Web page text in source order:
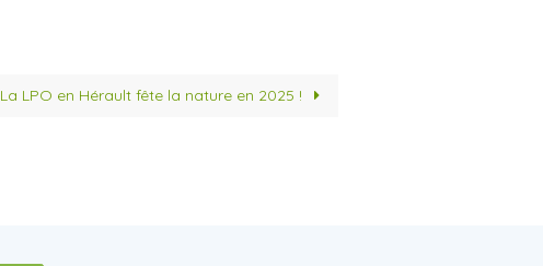
La LPO en Hérault fête la nature en 2025 !